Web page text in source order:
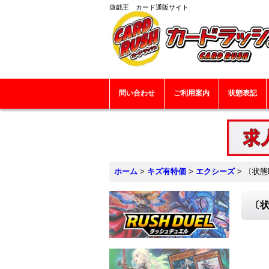
遊戯王 カード通販サイト
問い合わせ ご利用案内 状態表記
ホーム > キズ有特価 > エクシーズ > 〔状
〔